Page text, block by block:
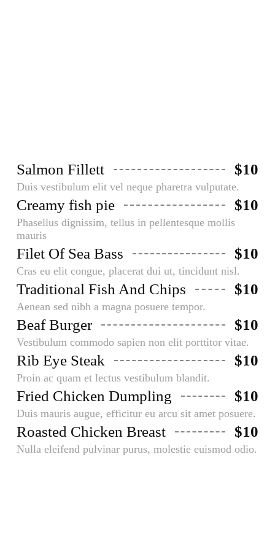
Salmon Fillett $10
Duis vestibulum elit vel neque pharetra vulputate.
Creamy fish pie $10
Phasellus dignissim, tellus in pellentesque mollis
mauris
Filet Of Sea Bass $10
Cras eu elit congue, placerat dui ut, tincidunt nisl.
Traditional Fish And Chips $10
Aenean sed nibh a magna posuere tempor.
Beaf Burger $10
Vestibulum commodo sapien non elit porttitor vitae.
Rib Eye Steak $10
Proin ac quam et lectus vestibulum blandit.
Fried Chicken Dumpling $10
Duis mauris augue, efficitur eu arcu sit amet posuere.
Roasted Chicken Breast $10
Nulla eleifend pulvinar purus, molestie euismod odio.